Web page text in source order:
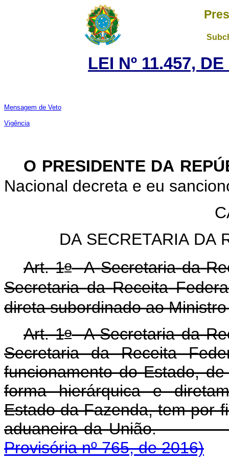
LEI Nº 11.457,
Mensagem de Veto
Vigência
O PRESIDENTE DA
Nacional decreta e eu
DA SECRETARIA DA
Art. 1o A Secretaria da
Secretaria da Receita
direta subordinado ao Ministro
Art. 1oA Secretaria da
Secretaria da Receita
funcionamento do Estado,
forma hierárquica e
Estado da Fazenda, tem por
aduaneira da
Provisória nº 765, de 2016)